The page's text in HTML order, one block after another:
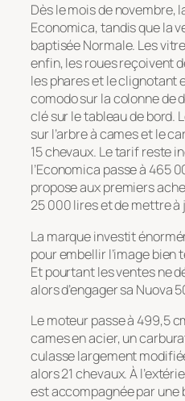
Dès le mois de novembre,
Economica, tandis que la
baptisée Normale. Les
enfin, les roues reçoivent
les phares et le clignotant
comodo sur la colonne de
clé sur le tableau de bord.
sur l’arbre à cames et le
15 chevaux. Le tarif reste
l’Economica passe à 465
propose aux premiers
25 000 lires et de mettre à
La marque investit
pour embellir l’image bien
Et pourtant les ventes ne
alors d’engager sa Nuova
Le moteur passe à 499,5
cames en acier, un
culasse largement
alors 21 chevaux. À
est accompagnée par une